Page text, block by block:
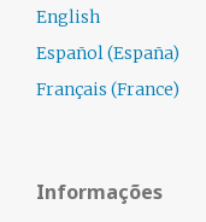
English
Español (España)
Français (France)
Informações